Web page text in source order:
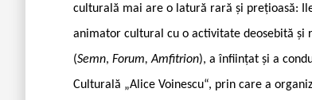
culturală mai are o latură rară și prețioasă:
animator cultural cu o activitate deosebită
(Semn, Forum, Amfitrion), a înființat și a
Culturală „Alice Voinescu“, prin care a